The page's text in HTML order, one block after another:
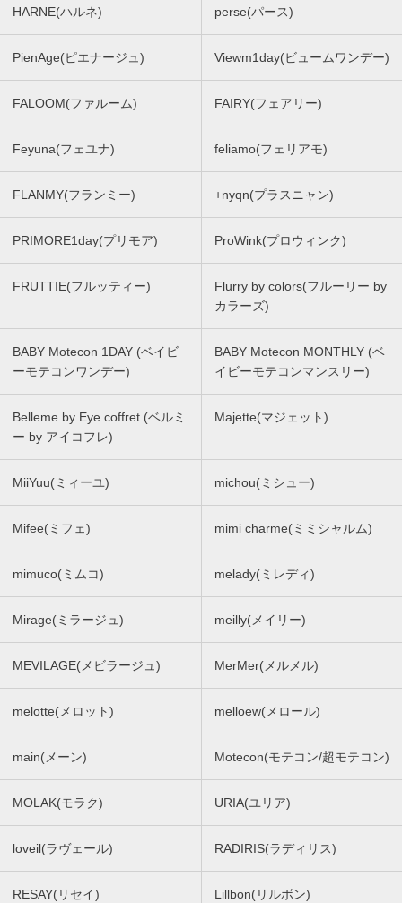
HARNE(ハルネ) perse(パース)
PienAge(ピエナージュ) Viewm1day(ビュームワンデー)
FALOOM(ファルーム) FAIRY(フェアリー)
Feyuna(フェユナ) feliamo(フェリアモ)
FLANMY(フランミー) +nyqn(プラスニャン)
PRIMORE1day(プリモア) ProWink(プロウィンク)
FRUTTIE(フルッティー)
Flurry by colors(フルーリー by
カラーズ)
BABY Motecon 1DAY (ベイビ
ーモテコンワンデー)
BABY Motecon MONTHLY (ベ
イビーモテコンマンスリー)
Belleme by Eye coffret (ベルミ
ー by アイコフレ)
Majette(マジェット)
MiiYuu(ミィーユ) michou(ミシュー)
Mifee(ミフェ) mimi charme(ミミシャルム)
mimuco(ミムコ) melady(ミレディ)
Mirage(ミラージュ) meilly(メイリー)
MEVILAGE(メビラージュ) MerMer(メルメル)
melotte(メロット) melloew(メロール)
main(メーン) Motecon(モテコン/超モテコン)
MOLAK(モラク) URIA(ユリア)
loveil(ラヴェール) RADIRIS(ラディリス)
RESAY(リセイ) Lillbon(リルボン)